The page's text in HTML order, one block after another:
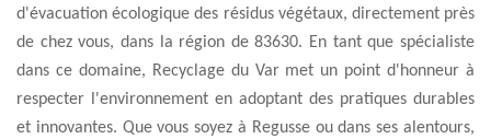
d'évacuation écologique des résidus végétaux, directement près
de chez vous, dans la région de 83630. En tant que spécialiste
dans ce domaine, Recyclage du Var met un point d'honneur à
respecter l'environnement en adoptant des pratiques durables
et innovantes. Que vous soyez à Regusse ou dans ses alentours,